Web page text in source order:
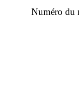
Numéro du